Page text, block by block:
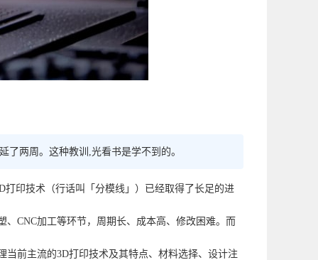
两周。这种教训,光看书是学不到的。
印技术（行话叫「分模线」）已经取得了长足的进
CNC加工等环节，周期长、成本高、修改困难。而
前主流的3D打印技术及其特点、材料选择、设计注